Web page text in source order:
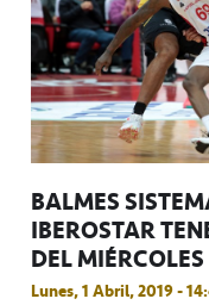
BALMES
IBEROSTAR
DEL MIÉRCOLES
Lunes, 1 Abril, 2019 -